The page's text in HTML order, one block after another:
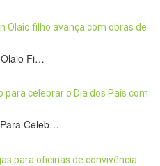
Olaio Fi…
Celeb…